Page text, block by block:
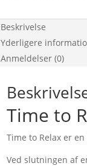
Beskrivelse
Yderligere
Anmeldelser (0)
Time to
Time to Relax er en
Ved slutningen af